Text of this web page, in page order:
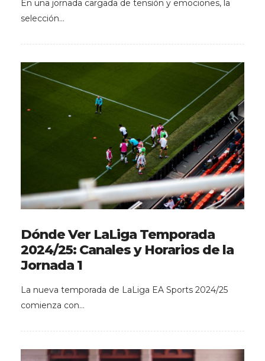
En una jornada cargada de tensión y emociones, la
selección…
Dónde Ver LaLiga Temporada
2024/25: Canales y Horarios de la
Jornada 1
La nueva temporada de LaLiga EA Sports 2024/25
comienza con…